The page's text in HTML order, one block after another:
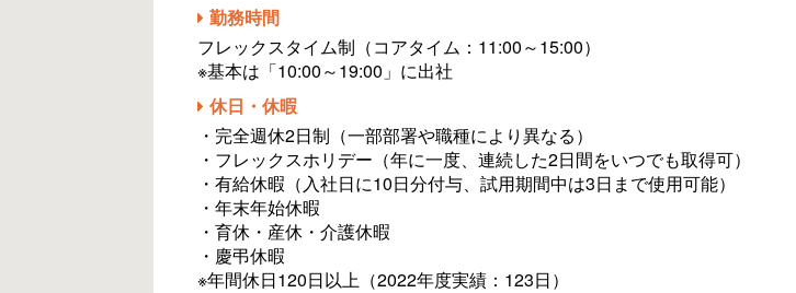
勤務時間
フレックスタイム制（コアタイム：11:00～15:00）
※基本は「10:00～19:00」に出社
休日・休暇
・完全週休2日制（一部部署や職種により異なる）
・フレックスホリデー（年に一度、連続した2日間をいつでも取得可）
・有給休暇（入社日に10日分付与、試用期間中は3日まで使用可能）
・年末年始休暇
・育休・産休・介護休暇
・慶弔休暇
※年間休日120日以上（2022年度実績：123日）